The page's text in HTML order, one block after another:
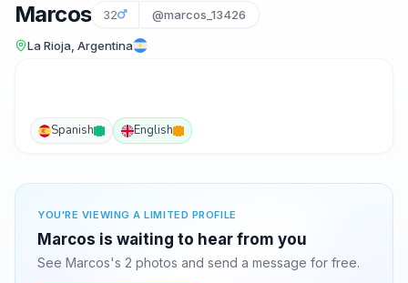
Marcos 32 @marcos_13426
La Rioja, Argentina
Spanish English
YOU'RE VIEWING A LIMITED PROFILE
Marcos is waiting to hear from you
See Marcos's 2 photos and send a message for free.